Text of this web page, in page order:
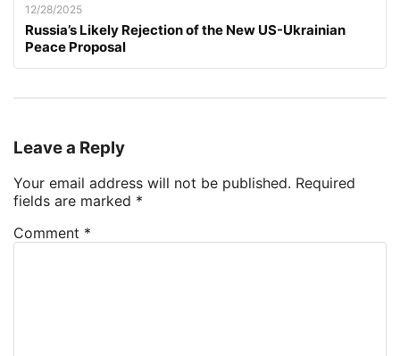
12/28/2025
Russia’s Likely Rejection of the New US-Ukrainian
Peace Proposal
Leave a Reply
Your email address will not be published. Required
fields are marked *
Comment *